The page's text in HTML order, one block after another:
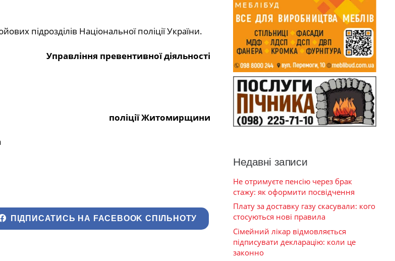
підрозділів Національної поліції України.
Управління превентивної діяльності
поліції Житомирщини
ПІДПИСАТИСЬ НА FACEBOOK СПІЛЬНОТУ
Недавні записи
Не отримуєте пенсію через брак
стажу: як оформити посвідчення
Плату за доставку газу скасували: кого
стосуються нові правила
Сімейний лікар відмовляється
підписувати декларацію: коли це
законно